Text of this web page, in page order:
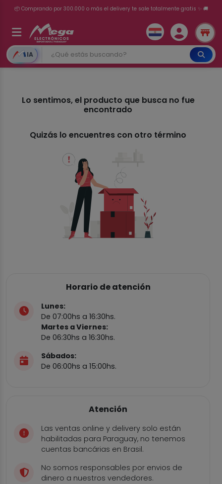
📦 Comprando por 300.000 o más el delivery te sale totalmente gratis ✨ 🚚
💳 ¡HASTA 24 CUOTAS SIN INTERÉS con tarjetas adheridas!
IA
Lo sentimos, el producto que busca no fue
encontrado
Quizás lo encuentres con otro término
Horario de atención
Lunes:
De 07:00hs a 16:30hs.
Martes a Viernes:
De 06:30hs a 16:30hs.
Sábados:
De 06:00hs a 15:00hs.
Atención
Las ventas online y delivery solo están
habilitadas para Paraguay, no tenemos
cuentas bancárias en Brasil.
No somos responsables por envios de
dinero a nuestros vendedores.